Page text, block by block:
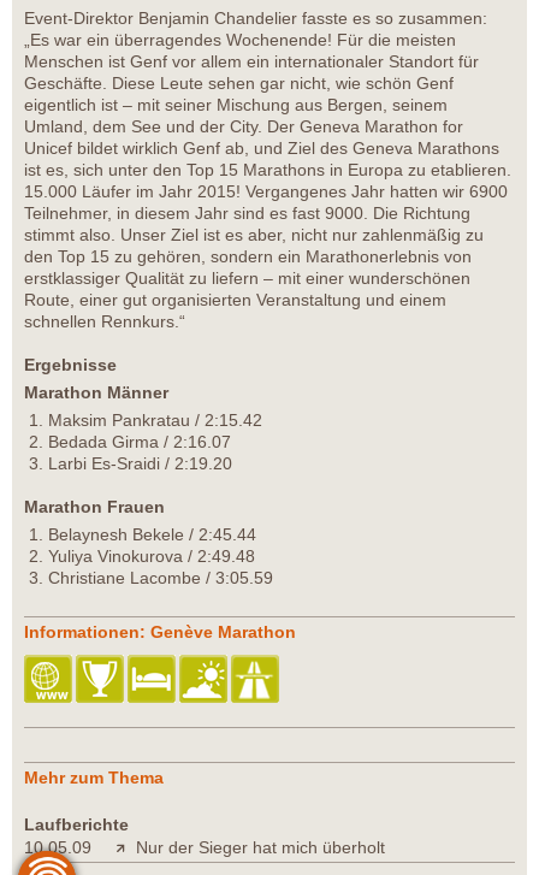
Event-Direktor Benjamin Chandelier fasste es so zusammen:
„Es war ein überragendes Wochenende! Für die meisten
Menschen ist Genf vor allem ein internationaler Standort für
Geschäfte. Diese Leute sehen gar nicht, wie schön Genf
eigentlich ist – mit seiner Mischung aus Bergen, seinem
Umland, dem See und der City. Der Geneva Marathon for
Unicef bildet wirklich Genf ab, und Ziel des Geneva Marathons
ist es, sich unter den Top 15 Marathons in Europa zu etablieren.
15.000 Läufer im Jahr 2015! Vergangenes Jahr hatten wir 6900
Teilnehmer, in diesem Jahr sind es fast 9000. Die Richtung
stimmt also. Unser Ziel ist es aber, nicht nur zahlenmäßig zu
den Top 15 zu gehören, sondern ein Marathonerlebnis von
erstklassiger Qualität zu liefern – mit einer wunderschönen
Route, einer gut organisierten Veranstaltung und einem
schnellen Rennkurs.“
Ergebnisse
Marathon Männer
1. Maksim Pankratau / 2:15.42
2. Bedada Girma / 2:16.07
3. Larbi Es-Sraidi / 2:19.20
Marathon Frauen
1. Belaynesh Bekele / 2:45.44
2. Yuliya Vinokurova / 2:49.48
3. Christiane Lacombe / 3:05.59
Informationen: Genève Marathon
Mehr zum Thema
Laufberichte
10.05.09
Nur der Sieger hat mich überholt